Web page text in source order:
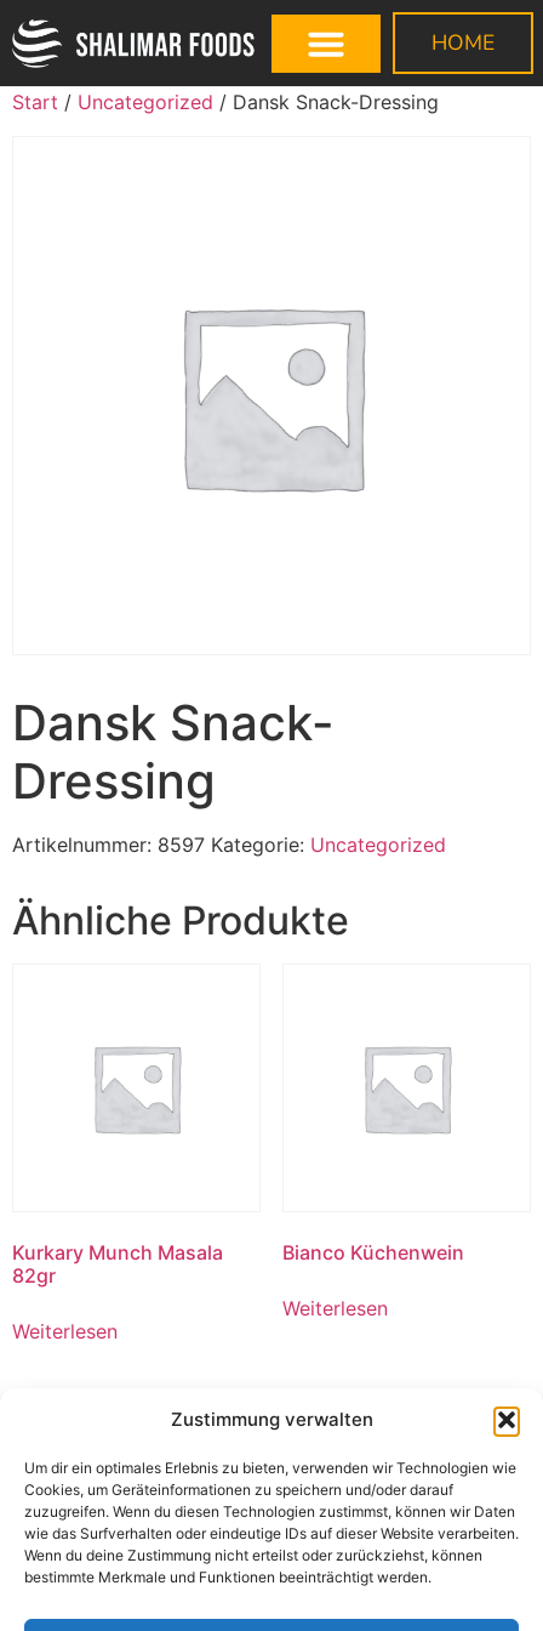
Zustimmung verwalten
Um dir ein optimales Erlebnis zu bieten, verwenden wir Technologien wie
Cookies, um Geräteinformationen zu speichern und/oder darauf
zuzugreifen. Wenn du diesen Technologien zustimmst, können wir Daten
wie das Surfverhalten oder eindeutige IDs auf dieser Website verarbeiten.
Wenn du deine Zustimmung nicht erteilst oder zurückziehst, können
bestimmte Merkmale und Funktionen beeinträchtigt werden.
HOME
Start / Uncategorized / Dansk Snack-Dressing
Dansk Snack-
Dressing
Artikelnummer: 8597 Kategorie: Uncategorized
Ähnliche Produkte
Kurkary Munch Masala
82gr
Weiterlesen
Bianco Küchenwein
Weiterlesen